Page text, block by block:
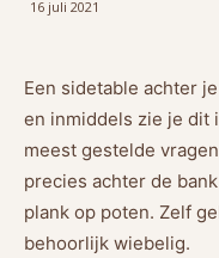
16 juli 2021
Een sidetable achter
en inmiddels zie je dit
meest gestelde
precies achter de
plank op poten. Zelf
behoorlijk wiebelig.